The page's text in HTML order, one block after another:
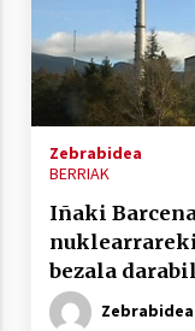
Zebrabidea
BERRIAK
Iñaki
bezala
Zebrabidea